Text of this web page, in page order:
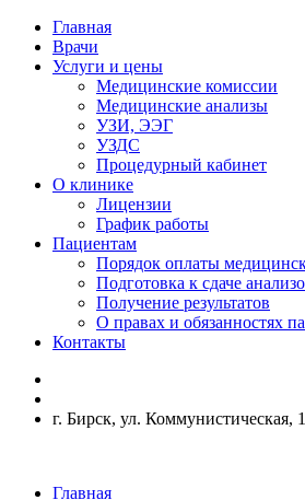
Главная
Врачи
Услуги и цены
Медицинские комиссии
Медицинские анализы
УЗИ, ЭЭГ
УЗДС
Процедурный кабинет
О клинике
Лицензии
График работы
Пациентам
Порядок оплаты
Подготовка к сдаче
Получение результатов
О правах и обязанностях
Контакты
г. Бирск, ул. Коммунистическая,
Главная